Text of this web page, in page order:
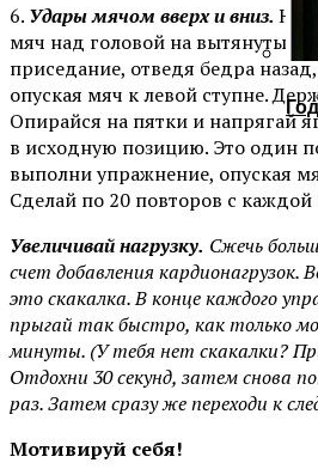
6. Удары мячом вверх и вниз.
мяч над головой на вытянутых
приседание, отведя бедра
опуская мяч к левой ступне.
Опирайся на пятки и напрягай
в исходную позицию. Это один
выполни упражнение, опуская
Сделай по 20 повторов с каждой
Увеличивай нагрузку. Сжечь
счет добавления кардионагрузок.
это скакалка. В конце каждого
прыгай так быстро, как только
минуты. (У тебя нет скакалки?
Отдохни 30 секунд, затем снова
раз. Затем сразу же переходи к
Мотивируй себя!